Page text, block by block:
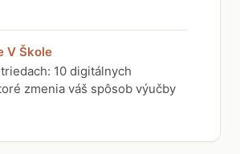
V Škole
10 digitálnych
zmenia váš spôsob výučby